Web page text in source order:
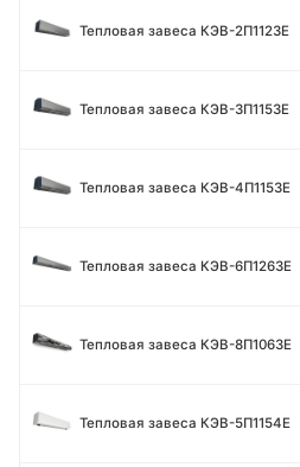
Тепловая завеса КЭВ-2П1123E
Тепловая завеса КЭВ-3П1153E
Тепловая завеса КЭВ-4П1153E
Тепловая завеса КЭВ-6П1263E
Тепловая завеса КЭВ-8П1063E
Тепловая завеса КЭВ-5П1154E